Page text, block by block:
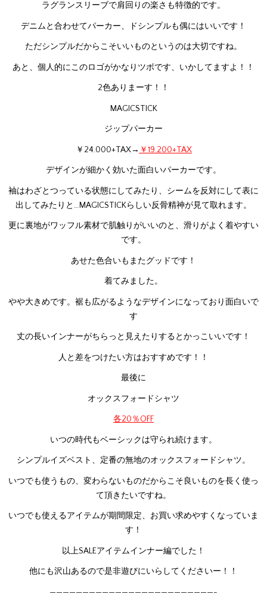
ラグランスリーブで肩回りの楽さも特徴的です。
デニムと合わせてパーカー、ドシンプルも偶にはいいです！
ただシンプルだからこそいいものというのは大切ですね。
あと、個人的にこのロゴがかなりツボです、いかしてますよ！！
2色ありまーす！！
MAGICSTICK
ジップパーカー
￥24.000+TAX→ ￥19.200+TAX
デザインが細かく効いた面白いパーカーです。
袖はわざとつっている状態にしてみたり、シームを反対にして表に
出してみたりと…MAGICSTICKらしい反骨精神が見て取れます。
更に裏地がワッフル素材で肌触りがいいのと、滑りがよく着やすい
です。
あせた色合いもまたグッドです！
着てみました。
やや大きめです。裾も広がるようなデザインになっており面白いで
す
丈の長いインナーがちらっと見えたりするとかっこいいです！
人と差をつけたい方はおすすめです！！
最後に
オックスフォードシャツ
各20％OFF
いつの時代もベーシックは守られ続けます。
シンプルイズベスト、定番の無地のオックスフォードシャツ。
いつでも使うもの、変わらないものだからこそ良いものを長く使っ
て頂きたいですね。
いつでも使えるアイテムが期間限定、お買い求めやすくなっていま
す！
以上SALEアイテムインナー編でした！
他にも沢山あるので是非遊びにいらしてくださいー！！
—————————————————————————-